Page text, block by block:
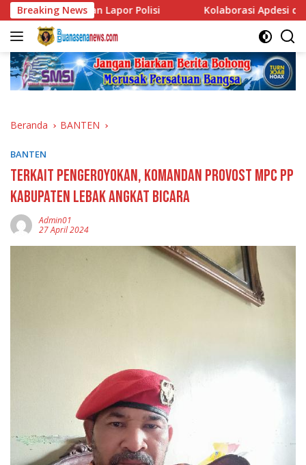
Langsung
ke
konten
Breaking News
Lapor Polisi Kolaborasi Apdesi dan BIL Grup,
Beranda BANTEN
BANTEN
Terkait Pengeroyokan, Komandan Provost MPC PP
Kabupaten Lebak Angkat Bicara
Admin01
27 April 2024